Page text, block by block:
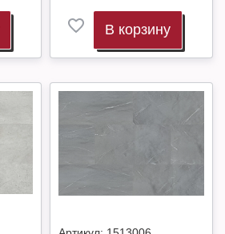
В корзину